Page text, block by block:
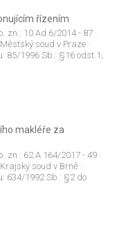
řízením
zn.: 10 Ad 6/2014 - 87 ·
Městský soud v Praze ·
85/1996 Sb.: §16 odst.1;
makléře za
zn.: 62 A 164/2017 - 49 ·
Krajský soud v Brně ·
634/1992 Sb.: §2 do